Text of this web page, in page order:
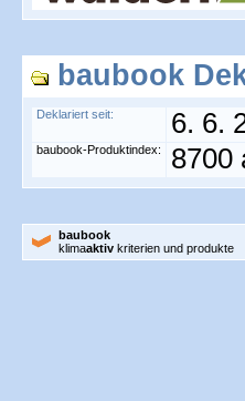
baubook
Deklariert seit: 6. 6.
baubook-Produktindex: 8700
baubook
klimaaktiv kriterien und produkte